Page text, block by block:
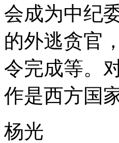
会成为中纪
的外逃贪官
令完成等。
作是西方国
杨光